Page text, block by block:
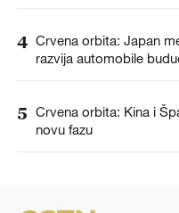
4 Crvena orbita: Japan
razvija automobile
5 Crvena orbita: Kina i
novu fazu